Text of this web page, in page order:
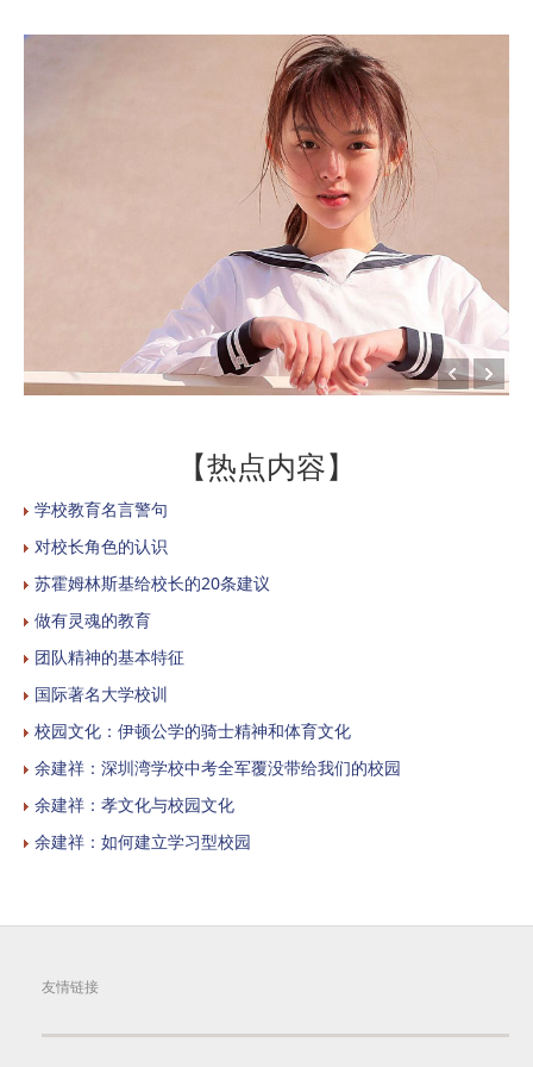
【热点内容】
学校教育名言警句
对校长角色的认识
苏霍姆林斯基给校长的20条建议
做有灵魂的教育
团队精神的基本特征
国际著名大学校训
校园文化：伊顿公学的骑士精神和体育文化
余建祥：深圳湾学校中考全军覆没带给我们的校园
余建祥：孝文化与校园文化
余建祥：如何建立学习型校园
友情链接